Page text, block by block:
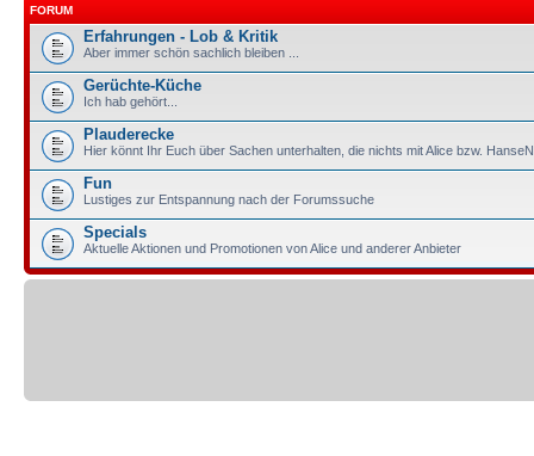
FORUM
Erfahrungen - Lob & Kritik
Aber immer schön sachlich bleiben ...
Gerüchte-Küche
Ich hab gehört...
Plauderecke
Hier könnt Ihr Euch über Sachen unterhalten, die nichts mit Alice bzw.
Fun
Lustiges zur Entspannung nach der Forumssuche
Specials
Aktuelle Aktionen und Promotionen von Alice und anderer Anbieter